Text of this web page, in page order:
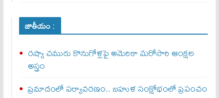
జాతీయం :
రష్యా చమురు కొనుగోళ్లపై అమెరికా మరోసారి ఆంక్షల
అస్త్రం
ప్రమాదంలో పర్యావరణం.. బహుళ సంక్షోభంలో ప్రపంచం